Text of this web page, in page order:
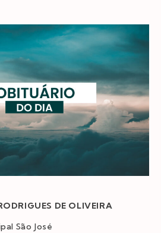
DE OLIVEIRA
São José